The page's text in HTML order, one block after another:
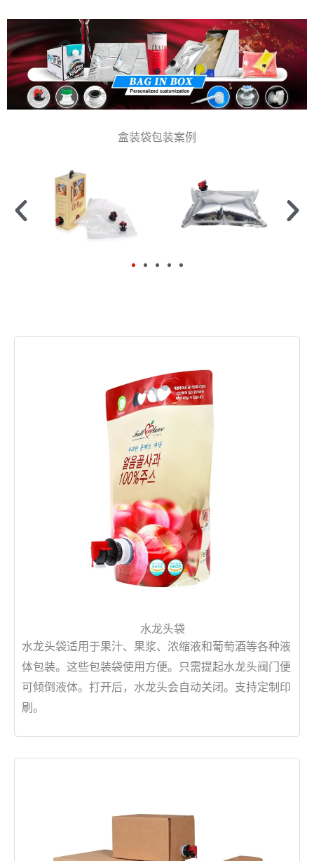
盒装袋包装案例
水龙头袋
水龙头袋适用于果汁、果浆、浓缩液和葡萄酒等各种液
体包装。这些包装袋使用方便。只需提起水龙头阀门便
可倾倒液体。打开后，水龙头会自动关闭。支持定制印
刷。